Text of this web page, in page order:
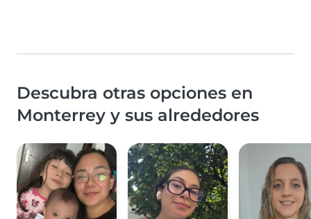
Descubra otras opciones en
Monterrey y sus alrededores